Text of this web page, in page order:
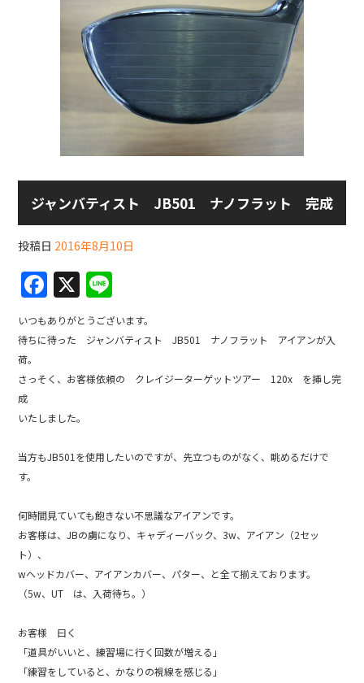
ジャンバティスト JB501 ナノフラット 完成
投稿日 2016年8月10日
F
a
c
b
o
k
X
n
e
いつもありがとうございます。
待ちに待った ジャンバティスト JB501 ナノフラット アイアンが入
荷。
さっそく、お客様依頼の クレイジーターゲットツアー 120x を挿し完
成
いたしました。
当方もJB501を使用したいのですが、先立つものがなく、眺めるだけで
す。
何時間見ていても飽きない不思議なアイアンです。
お客様は、JBの虜になり、キャディーバック、3w、アイアン（2セッ
ト）、
wヘッドカバー、アイアンカバー、パター、と全て揃えております。
（5w、UT は、入荷待ち。）
お客様 曰く
「道具がいいと、練習場に行く回数が増える」
「練習をしていると、かなりの視線を感じる」